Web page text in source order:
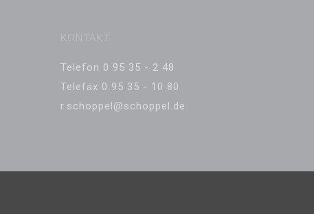
KONTAKT
Telefon 0 95 35 - 2 48
Telefax 0 95 35 - 10 80
r.schoppel@schoppel.de